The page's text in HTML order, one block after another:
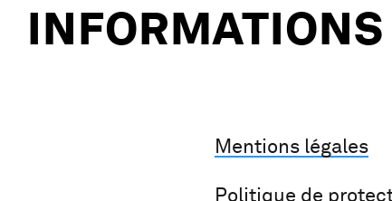
Mentions légales
Politique de